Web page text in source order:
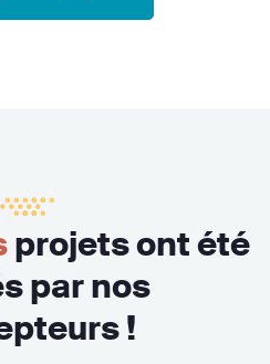
projets ont été
par nos
!